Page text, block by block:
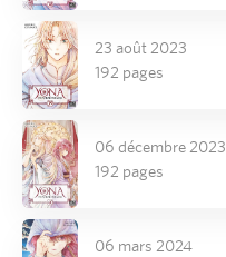
23 août 2023
192 pages
06 décembre 2023
192 pages
06 mars 2024